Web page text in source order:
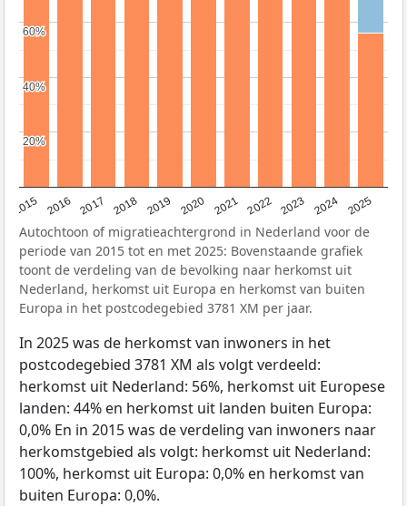
2015 2016 2017 2018 2019 2020 2021 2022 2023 2024 2025
20%
20%
40%
40%
60%
60%
Autochtoon of migratieachtergrond in Nederland voor de
periode van 2015 tot en met 2025: Bovenstaande grafiek
toont de verdeling van de bevolking naar herkomst uit
Nederland, herkomst uit Europa en herkomst van buiten
Europa in het postcodegebied 3781 XM per jaar.
In 2025 was de herkomst van inwoners in het
postcodegebied 3781 XM als volgt verdeeld:
herkomst uit Nederland: 56%, herkomst uit Europese
landen: 44% en herkomst uit landen buiten Europa:
0,0% En in 2015 was de verdeling van inwoners naar
herkomstgebied als volgt: herkomst uit Nederland:
100%, herkomst uit Europa: 0,0% en herkomst van
buiten Europa: 0,0%.